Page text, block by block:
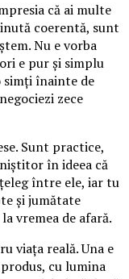
că ai multe
coerentă, sunt
Nu e vorba
e pur și simplu
simți înainte de
zece
Sunt practice,
în ideea că
între ele, iar tu
și jumătate
vremea de afară.
viața reală. Una e
cu lumina